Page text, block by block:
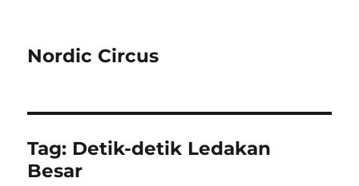
Nordic Circus
Tag: Detik-detik Ledakan
Besar